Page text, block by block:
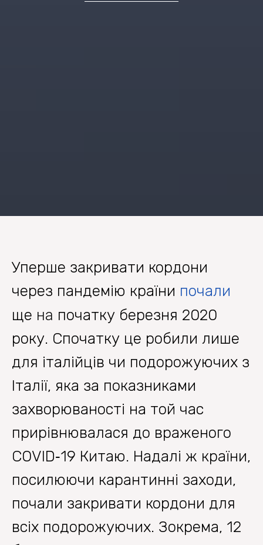
Уперше закривати кордони
через пандемію країни почали
ще на початку березня 2020
року. Спочатку це робили лише
для італійців чи подорожуючих з
Італії, яка за показниками
захворюваності на той час
прирівнювалася до враженого
COVID‐19 Китаю. Надалі ж країни,
посилюючи карантинні заходи,
почали закривати кордони для
всіх подорожуючих. Зокрема, 12